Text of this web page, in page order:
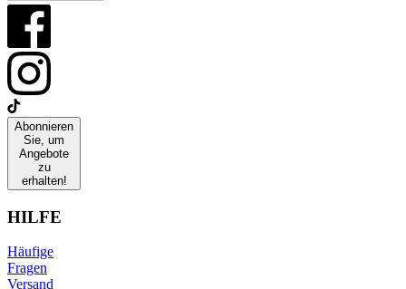
Abonnieren
Sie, um
Angebote
zu
erhalten!
HILFE
Häufige
Fragen
Versand